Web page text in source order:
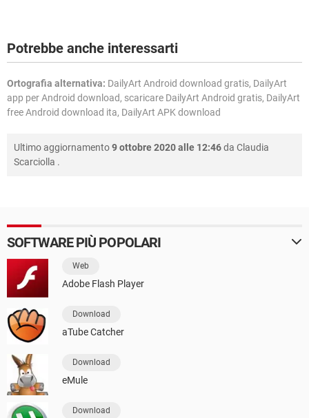
Potrebbe anche interessarti
Ortografia alternativa: DailyArt Android download gratis, DailyArt
app per Android download, scaricare DailyArt Android gratis, DailyArt
free Android download ita, DailyArt APK download
Ultimo aggiornamento9 ottobre 2020 alle 12:46da Claudia
Scarciolla .
SOFTWARE PIÙ POPOLARI
Web
Adobe Flash Player
Download
aTube Catcher
Download
eMule
Download